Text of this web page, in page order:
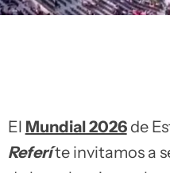
El Mundial 2026de
Referíte invitamos a